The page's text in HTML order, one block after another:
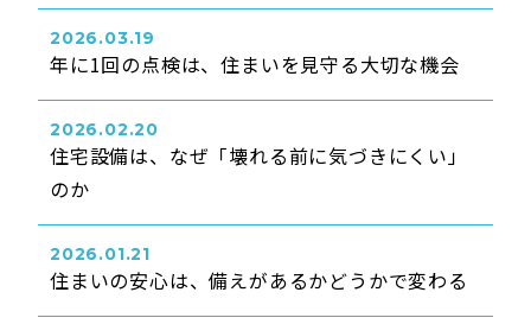
2026.03.19
年に1回の点検は、住まいを見守る大切な機会
2026.02.20
住宅設備は、なぜ「壊れる前に気づきにくい」
のか
2026.01.21
住まいの安心は、備えがあるかどうかで変わる